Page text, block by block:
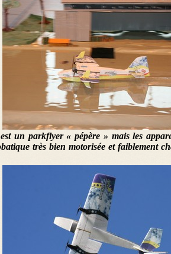
un parkflyer « pépère » mais les
très bien motorisée et faiblement